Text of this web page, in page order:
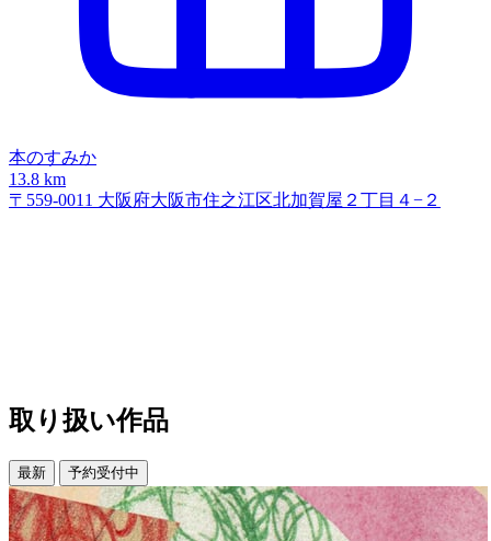
本のすみか
13.8 km
〒559-0011 大阪府大阪市住之江区北加賀屋２丁目４−２
取り扱い作品
最新 予約受付中